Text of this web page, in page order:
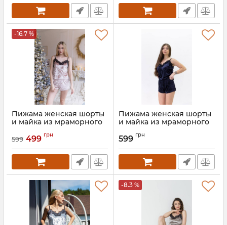
-16.7 %
Пижама женская шорты
и майка из мраморного
Артикул: 022-21-pesok-S
599 499 грн
Пижама женская шорты
и майка из мраморного
Артикул:
599 грн
-8.3 %